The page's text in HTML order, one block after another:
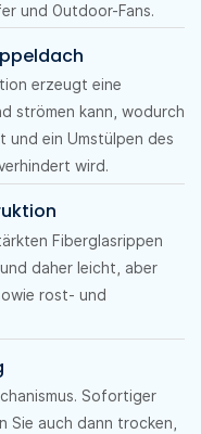
und Outdoor-Fans.
erzeugt eine
strömen kann, wodurch
und ein Umstülpen des
wird.
Fiberglasrippen
daher leicht, aber
rost- und
Sofortiger
Sie auch dann trocken,